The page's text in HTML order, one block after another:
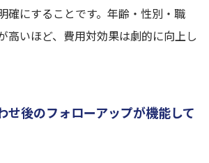
確にすることです。年齢・性別・職
高いほど、費用対効果は劇的に向上し
後のフォローアップが機能して